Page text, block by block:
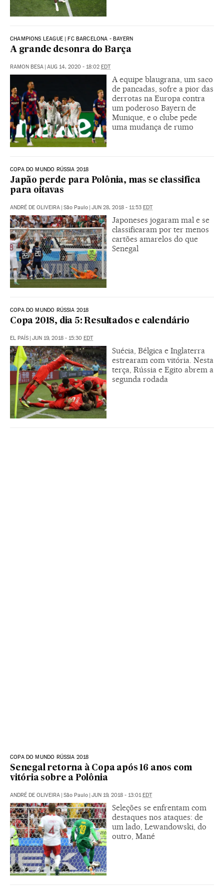
CHAMPIONS LEAGUE | FC BARCELONA - BAYERN
A grande desonra do Barça
RAMON BESA | AUG 14, 2020 - 18:02 EDT
A equipe blaugrana, um saco
de pancadas, sofre a pior das
derrotas na Europa contra
um poderoso Bayern de
Munique, e o clube pede
uma mudança de rumo
COPA DO MUNDO RÚSSIA 2018
Japão perde para Polônia, mas se classifica
para oitavas
ANDRÉ DE OLIVEIRA | São Paulo | JUN 28, 2018 - 11:53 EDT
Japoneses jogaram mal e se
classificaram por ter menos
cartões amarelos do que
Senegal
COPA DO MUNDO RÚSSIA 2018
Copa 2018, dia 5: Resultados e calendário
EL PAÍS | JUN 19, 2018 - 15:30 EDT
Suécia, Bélgica e Inglaterra
estrearam com vitória. Nesta
terça, Rússia e Egito abrem a
segunda rodada
COPA DO MUNDO RÚSSIA 2018
Senegal retorna à Copa após 16 anos com
vitória sobre a Polônia
ANDRÉ DE OLIVEIRA | São Paulo | JUN 19, 2018 - 13:01EDT
Seleções se enfrentam com
destaques nos ataques: de
um lado, Lewandowski, do
outro, Mané